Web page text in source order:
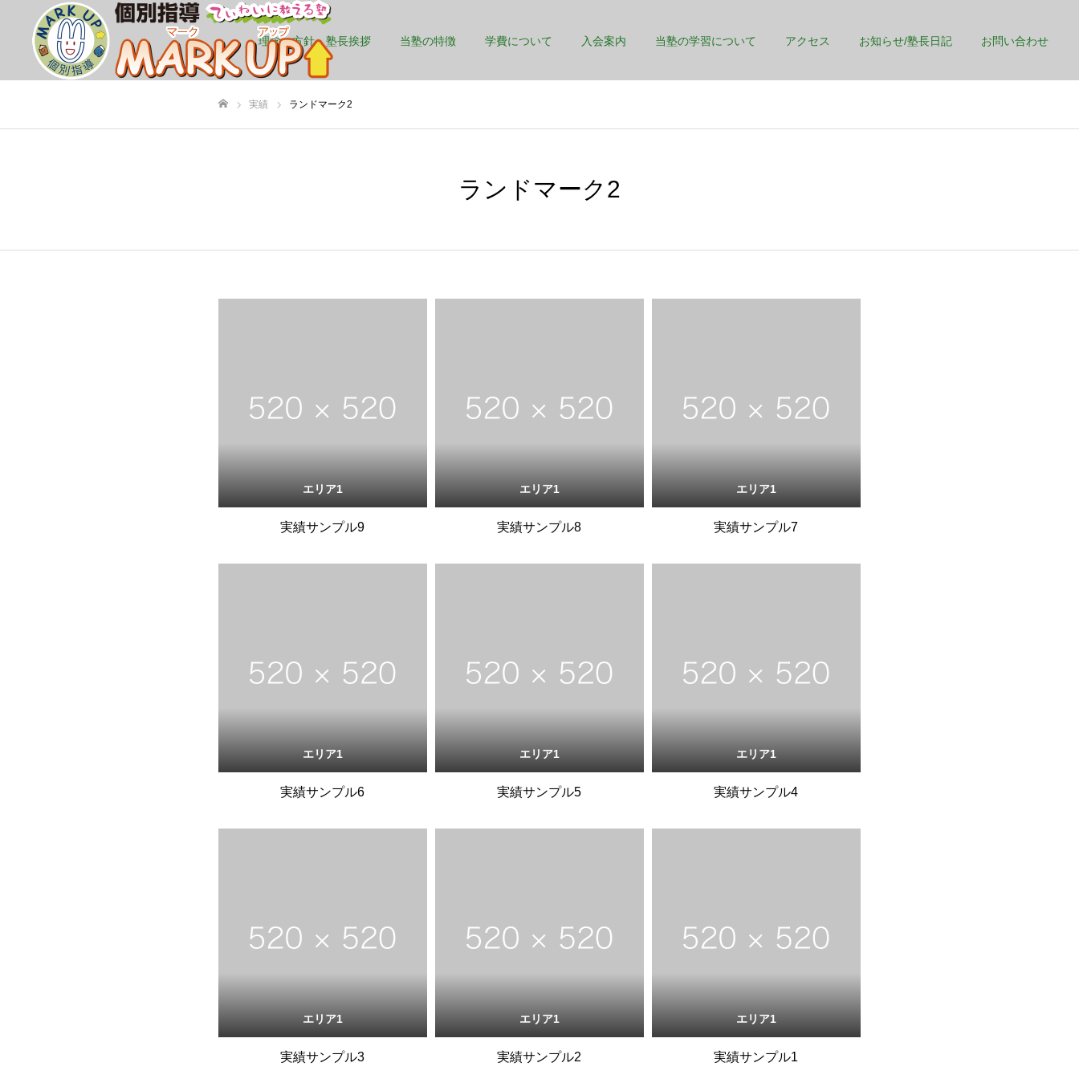
理念・方針・塾長挨拶 当塾の特徴 学費について 入会案内 当塾の学習について アクセス お知らせ/塾長日記 お問い合わせ
実績 ランドマーク2
ランドマーク2
エリア1
実績サンプル9
エリア1
実績サンプル8
エリア1
実績サンプル7
エリア1
実績サンプル6
エリア1
実績サンプル5
エリア1
実績サンプル4
エリア1
実績サンプル3
エリア1
実績サンプル2
エリア1
実績サンプル1